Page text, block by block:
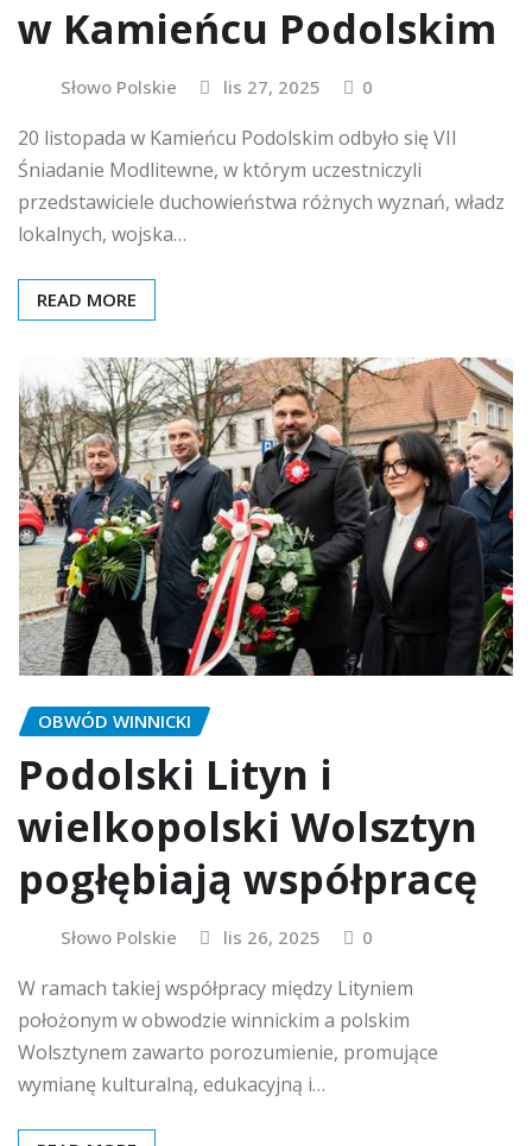
w Kamieńcu Podolskim
Słowo Polskie lis 27, 2025 0
20 listopada w Kamieńcu Podolskim odbyło się VII
Śniadanie Modlitewne, w którym uczestniczyli
przedstawiciele duchowieństwa różnych wyznań, władz
lokalnych, wojska…
READ MORE
OBWÓD WINNICKI
Podolski Lityn i
wielkopolski Wolsztyn
pogłębiają współpracę
Słowo Polskie lis 26, 2025 0
W ramach takiej współpracy między Lityniem
położonym w obwodzie winnickim a polskim
Wolsztynem zawarto porozumienie, promujące
wymianę kulturalną, edukacyjną i…